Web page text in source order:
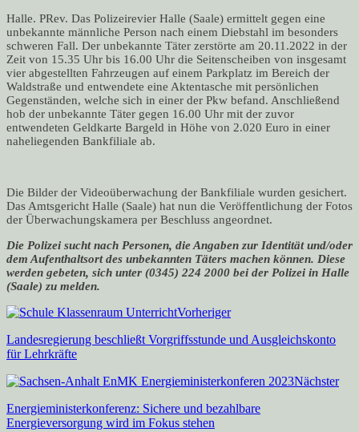
Halle. PRev. Das Polizeirevier Halle (Saale) ermittelt gegen eine
unbekannte männliche Person nach einem Diebstahl im besonders
schweren Fall. Der unbekannte Täter zerstörte am 20.11.2022 in der
Zeit von 15.35 Uhr bis 16.00 Uhr die Seitenscheiben von insgesamt
vier abgestellten Fahrzeugen auf einem Parkplatz im Bereich der
Waldstraße und entwendete eine Aktentasche mit persönlichen
Gegenständen, welche sich in einer der Pkw befand. Anschließend
hob der unbekannte Täter gegen 16.00 Uhr mit der zuvor
entwendeten Geldkarte Bargeld in Höhe von 2.020 Euro in einer
naheliegenden Bankfiliale ab.
Die Bilder der Videoüberwachung der Bankfiliale wurden gesichert.
Das Amtsgericht Halle (Saale) hat nun die Veröffentlichung der Fotos
der Überwachungskamera per Beschluss angeordnet.
Die Polizei sucht nach Personen, die Angaben zur Identität und/oder
dem Aufenthaltsort des unbekannten Täters machen können. Diese
werden gebeten, sich unter (0345) 224 2000 bei der Polizei in Halle
(Saale) zu melden.
Vorheriger
Landesregierung beschließt Vorgriffsstunde und Ausgleichskonto
für Lehrkräfte
Nächster
Energieministerkonferenz: Sichere und bezahlbare
Energieversorgung wird im Fokus stehen